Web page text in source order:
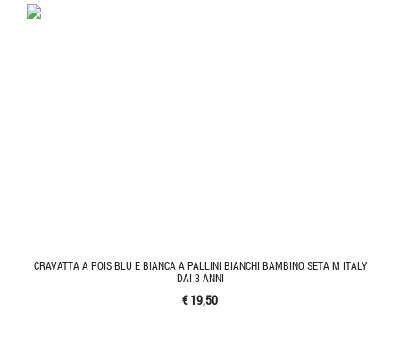
CRAVATTA A POIS BLU E BIANCA A PALLINI BIANCHI BAMBINO SETA M ITALY
DAI 3 ANNI
€ 19,50